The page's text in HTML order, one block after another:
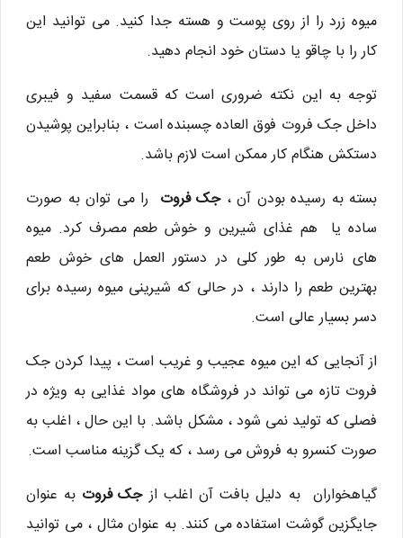
میوه زرد را از روی پوست و هسته جدا کنید. می توانید این
کار را با چاقو یا دستان خود انجام دهید.
توجه به این نکته ضروری است که قسمت سفید و فیبری
داخل جک فروت فوق العاده چسبنده است ، بنابراین پوشیدن
دستکش هنگام کار ممکن است لازم باشد.
بسته به رسیده بودن آن ،جک فروت را می توان به صورت
ساده یا هم غذای شیرین و خوش طعم مصرف كرد. میوه
های نارس به طور کلی در دستور العمل های خوش طعم
بهترین طعم را دارند ، در حالی که شیرینی میوه رسیده برای
دسر بسیار عالی است.
از آنجایی که این میوه عجیب و غریب است ، پیدا کردن جک
فروت تازه می تواند در فروشگاه های مواد غذایی به ویژه در
فصلی که تولید نمی شود ، مشکل باشد. با این حال ، اغلب به
صورت کنسرو به فروش می رسد ، که یک گزینه مناسب است.
گیاهخواران به دلیل بافت آن اغلب ازجک فروت به عنوان
جایگزین گوشت استفاده می کنند. به عنوان مثال ، می توانید